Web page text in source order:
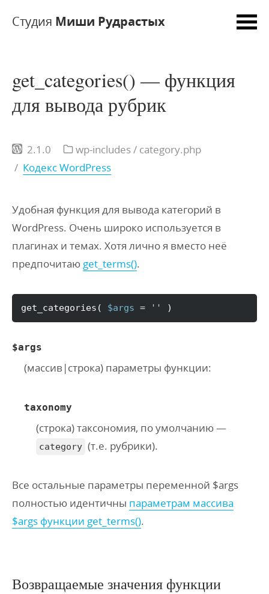
Студия Миши Рудрастых
get_categories() — функция
для вывода рубрик
2.1.0 wp-includes/ category.php
/ Кодекс WordPress
Удобная функция для вывода категорий в
WordPress. Очень широко используется в
плагинах и темах. Хотя лично я вместо неё
предпочитаю get_terms().
get_categories ( $args = '' )
$args
(массив|строка) параметры функции:
taxonomy
(строка) таксономия, по умолчанию —
category (т.е. рубрики).
Все остальные параметры переменной $args
полностью идентичны параметрам массива
$args функции get_terms().
Возвращаемые значения функции